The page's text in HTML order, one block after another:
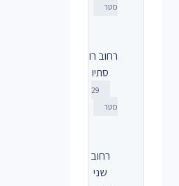
מטר
רחוב רוח
סתיו
29
מטר
רחוב
שני